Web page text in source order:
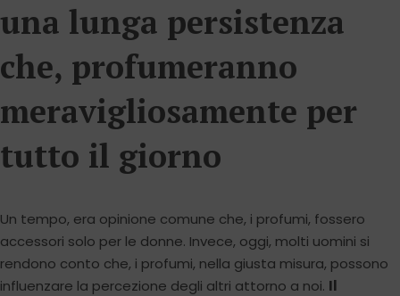
una lunga persistenza
che, profumeranno
meravigliosamente per
tutto il giorno
Un tempo, era opinione comune che, i profumi, fossero
accessori solo per le donne. Invece, oggi, molti uomini si
rendono conto che, i profumi, nella giusta misura, possono
influenzare la percezione degli altri attorno a noi. Il